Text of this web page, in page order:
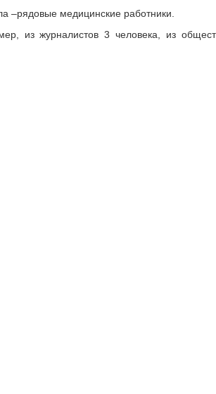
–рядовые медицинские работники.
из журналистов 3 человека, из